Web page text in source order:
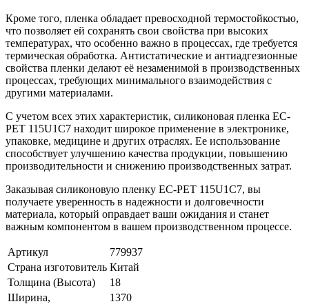
Кроме того, пленка обладает превосходной термостойкостью,
что позволяет ей сохранять свои свойства при высоких
температурах, что особенно важно в процессах, где требуется
термическая обработка. Антистатические и антиадгезионные
свойства пленки делают её незаменимой в производственных
процессах, требующих минимального взаимодействия с
другими материалами.
С учетом всех этих характеристик, силиконовая пленка EC-
PET 115U1C7 находит широкое применение в электронике,
упаковке, медицине и других отраслях. Ее использование
способствует улучшению качества продукции, повышению
производительности и снижению производственных затрат.
Заказывая силиконовую пленку EC-PET 115U1C7, вы
получаете уверенность в надежности и долговечности
материала, который оправдает ваши ожидания и станет
важным компонентом в вашем производственном процессе.
Артикул
779937
Страна изготовитель Китай
Толщина (Высота)
18
Ширина,
1370